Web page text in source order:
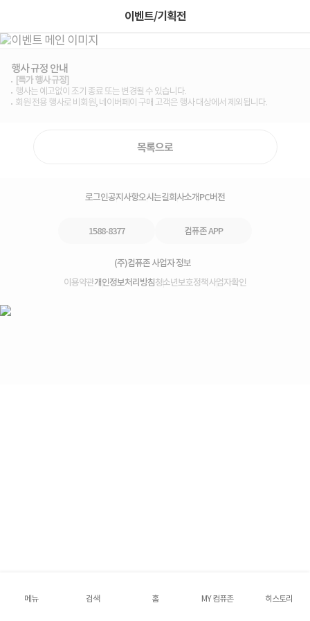
이벤트/기획전
행사 규정 안내
[특가 행사 규정]
행사는 예고없이 조기 종료 또는 변경될 수 있습니다.
회원 전용 행사로 비회원, 네이버페이 구매 고객은 행사 대상에서 제외됩니다.
목록으로
메뉴 검색 홈 MY 컴퓨존 히스토리
로그인공지사항오시는길회사소개PC버전
1588-8377 컴퓨존 APP
(주)컴퓨존 사업자 정보
이용약관개인정보처리방침청소년보호정책사업자확인